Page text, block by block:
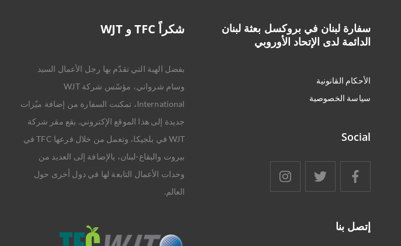
سفارة لبنان في بروكسل بعثة لبنان
الدائمة لدى الإتحاد الأوروبي
الأحكام القانونية
سياسة الخصوصية
Social
إتصل بنا
شكراً TFC و WJT
بفضل الهبة التي تقدّم بها رجل الأعمال السيد
وسام شرواني، مؤسّس شركة WJT
International، تمكنت السفارة من إضافة ميّزات
جديدة إلى هذا الموقع الإكتروني. يقع مقر شركة
WJT في بلجيكا، وتعمل من خلال فرعها TFC في
بيروت والبقاع-لبنان، بالإضافة إلى العديد من
وحدات الأعمال التابعة لها في دول أخرى حول
العالم.